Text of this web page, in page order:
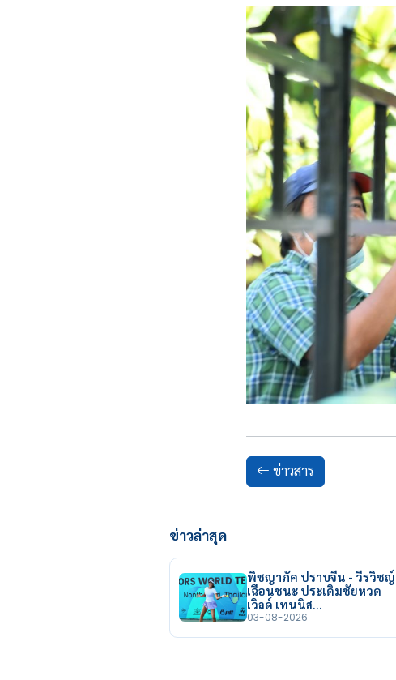
ข่าวสาร
ข่าวล่าสุด
พิชญาภัค ปราบจีน - วีรวิชญ์
เฉือนชนะ ประเดิมชัยหวด
เวิลด์ เทนนิส…
03-08-2026